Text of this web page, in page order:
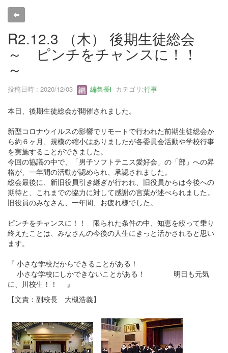
R2.12.3 （木） 後期生徒総会
～ ピンチをチャンスに！！
～
投稿日時 : 2020/12/03 編集長i カテゴリ:行事
本日、後期生徒総会が開催されました。
新型コロナウイルスの影響でリモートで行われた前期生徒総会か
ら約６ヶ月、規模の縮小はありましたが各委員会活動や学校行事
を実施することができました。
今回の協議の中で、「男子ソフトテニス愛好会」の「部」への昇
格が、一年間の活動が認められ、承認されました。
総会最後に、新旧役員引き継ぎが行われ、旧役員からは今後への
期待と、これまでの協力に対して感謝の言葉が述べられました。
旧役員のみなさん、一年間、お疲れ様でした。
ピンチをチャンスに！！ 限られた条件の中、知恵を絞って乗り
終えたことは、みなさんの今後の人生にきっと活かされると思い
ます。
『 小さな学校だからできることがある！
小さな学校にしかできないことがある！ 明日も元気
に、川校生！！ 』
【文責：副校長 大槻浩義】